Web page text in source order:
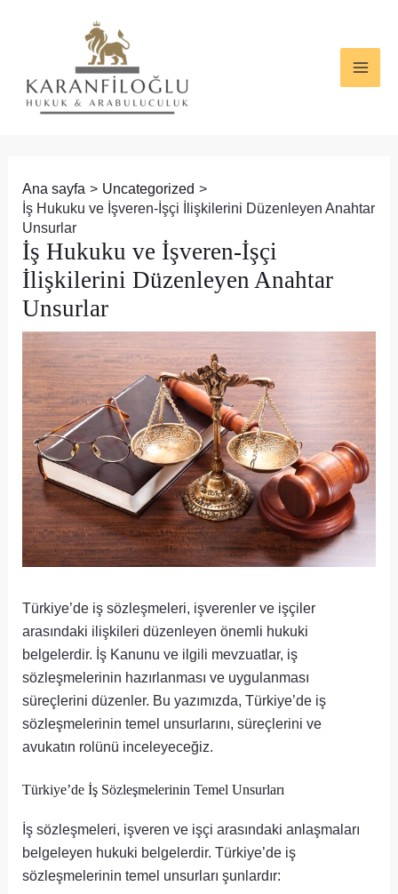
Ana sayfa
Uncategorized
İş Hukuku ve İşveren-İşçi İlişkilerini Düzenleyen Anahtar
Unsurlar
İş Hukuku ve İşveren-İşçi
İlişkilerini Düzenleyen Anahtar
Unsurlar
Türkiye’de iş sözleşmeleri, işverenler ve işçiler
arasındaki ilişkileri düzenleyen önemli hukuki
belgelerdir. İş Kanunu ve ilgili mevzuatlar, iş
sözleşmelerinin hazırlanması ve uygulanması
süreçlerini düzenler. Bu yazımızda, Türkiye’de iş
sözleşmelerinin temel unsurlarını, süreçlerini ve
avukatın rolünü inceleyeceğiz.
Türkiye’de İş Sözleşmelerinin Temel Unsurları
İş sözleşmeleri, işveren ve işçi arasındaki anlaşmaları
belgeleyen hukuki belgelerdir. Türkiye’de iş
sözleşmelerinin temel unsurları şunlardır: